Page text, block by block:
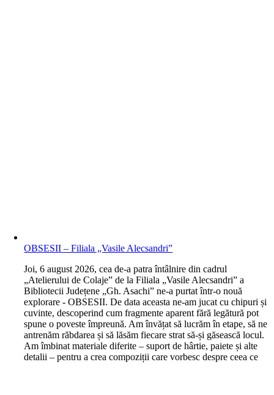
OBSESII – Filiala „Vasile Alecsandri”
Joi, 6 august 2026, cea de-a patra întâlnire din cadrul
„Atelierului de Colaje” de la Filiala „Vasile Alecsandri” a
Bibliotecii Județene „Gh. Asachi” ne-a purtat într-o nouă
explorare - OBSESII. De data aceasta ne-am jucat cu chipuri și
cuvinte, descoperind cum fragmente aparent fără legătură pot
spune o poveste împreună. Am învățat să lucrăm în etape, să ne
antrenăm răbdarea și să lăsăm fiecare strat să-și găsească locul.
Am îmbinat materiale diferite – suport de hârtie, paiete și alte
detalii – pentru a crea compoziții care vorbesc despre ceea ce